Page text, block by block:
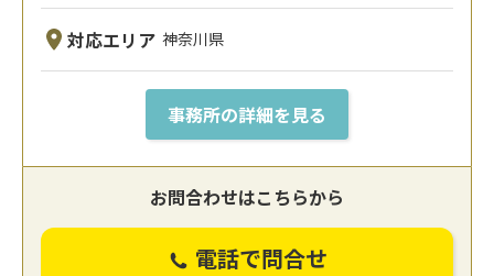
対応エリア 神奈川県
事務所の詳細を見る
お問合わせはこちらから
電話で問合せ